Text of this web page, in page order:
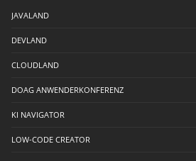
JAVALAND
DEVLAND
CLOUDLAND
DOAG ANWENDERKONFERENZ
KI NAVIGATOR
LOW-CODE CREATOR